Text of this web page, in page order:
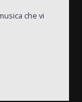
che vi